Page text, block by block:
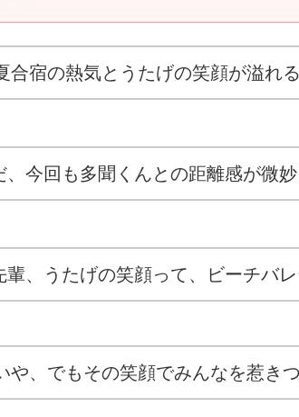
合宿の熱気とうたげの笑顔が溢れる
、今回も多聞くんとの距離感が微妙
輩、うたげの笑顔って、ビーチバ
や、でもその笑顔でみんなを惹き